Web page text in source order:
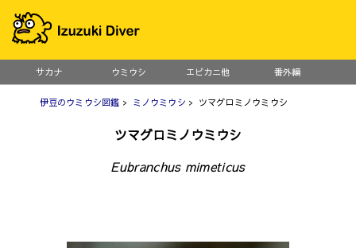
サカナ ウミウシ エビカニ他 番外編
伊豆のウミウシ図鑑 > ミノウミウシ > ツマグロミノウミウシ
ツマグロミノウミウシ
Eubranchus mimeticus